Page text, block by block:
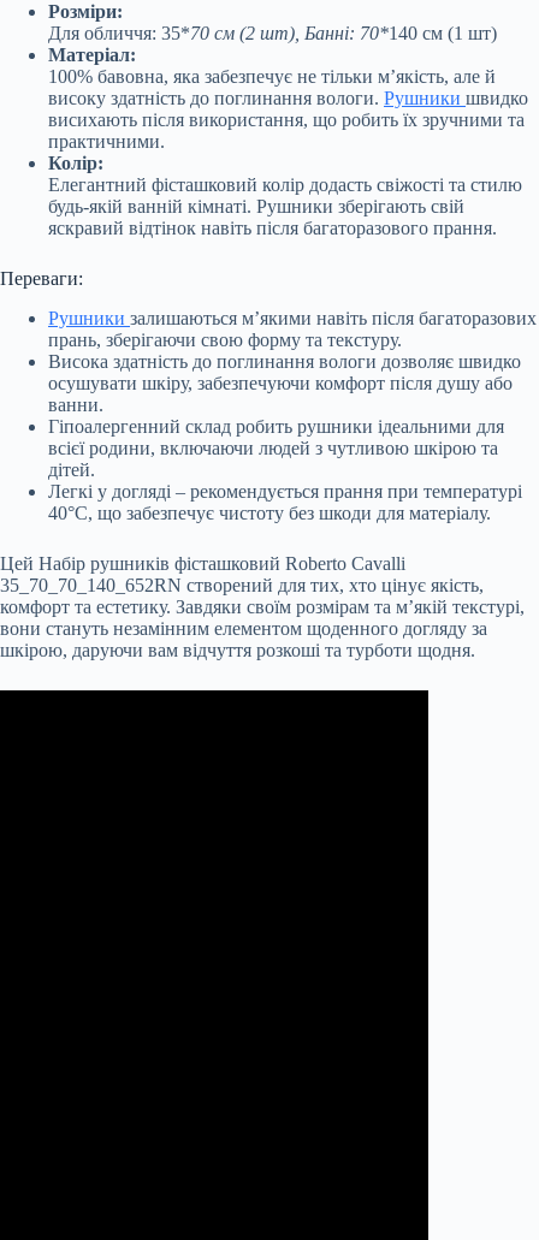
Розміри:
Для обличчя: 35*70 см (2 шт), Банні: 70*140 см (1 шт)
Матеріал:
100% бавовна, яка забезпечує не тільки м’якість, але й
високу здатність до поглинання вологи. Рушники швидко
висихають після використання, що робить їх зручними та
практичними.
Колір:
Елегантний фісташковий колір додасть свіжості та стилю
будь-якій ванній кімнаті. Рушники зберігають свій
яскравий відтінок навіть після багаторазового прання.
Переваги:
Рушники залишаються м’якими навіть після багаторазових
прань, зберігаючи свою форму та текстуру.
Висока здатність до поглинання вологи дозволяє швидко
осушувати шкіру, забезпечуючи комфорт після душу або
ванни.
Гіпоалергенний склад робить рушники ідеальними для
всієї родини, включаючи людей з чутливою шкірою та
дітей.
Легкі у догляді – рекомендується прання при температурі
40°C, що забезпечує чистоту без шкоди для матеріалу.
Цей Набір рушників фісташковий Roberto Cavalli
35_70_70_140_652RN створений для тих, хто цінує якість,
комфорт та естетику. Завдяки своїм розмірам та м’якій текстурі,
вони стануть незамінним елементом щоденного догляду за
шкірою, даруючи вам відчуття розкоші та турботи щодня.